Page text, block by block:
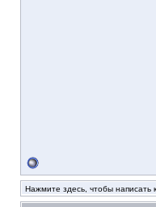
Нажмите здесь, чтобы